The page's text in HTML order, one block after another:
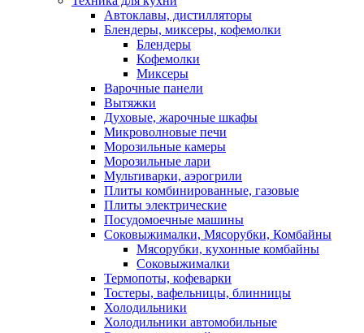
Автоклавы, дистилляторы
Блендеры, миксеры, кофемолки
Блендеры
Кофемолки
Миксеры
Варочные панели
Вытяжки
Духовые, жарочные шкафы
Микроволновые печи
Морозильные камеры
Морозильные лари
Мультиварки, аэрогрили
Плиты комбинированные, газовые
Плиты электрические
Посудомоечные машины
Соковыжималки, Мясорубки, Комбайны
Мясорубки, кухонные комбайны
Соковыжималки
Термопоты, кофеварки
Тостеры, вафельницы, блинницы
Холодильники
Холодильники автомобильные